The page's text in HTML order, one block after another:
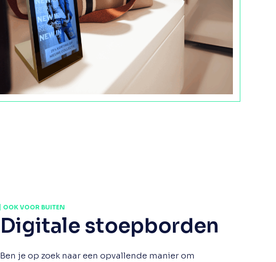
OOK VOOR BUITEN
Digitale stoepborden
Ben je op zoek naar een opvallende manier om